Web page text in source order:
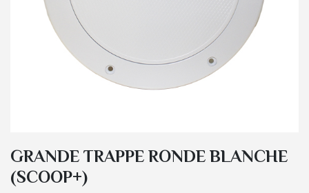
GRANDE TRAPPE RONDE BLANCHE
(SCOOP+)